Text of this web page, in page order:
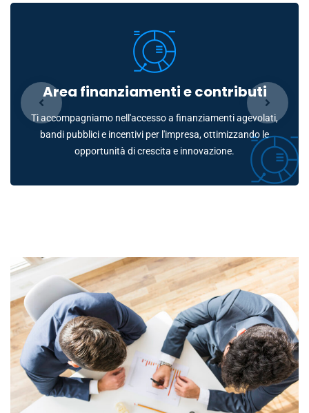
Area finanziamenti e contributi
Ti accompagniamo nell'accesso a finanziamenti agevolati,
bandi pubblici e incentivi per l'impresa, ottimizzando le
opportunità di crescita e innovazione.